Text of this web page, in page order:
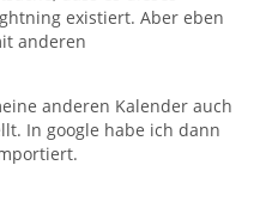
existiert. Aber eben
anderen
anderen Kalender auch
In google habe ich dann